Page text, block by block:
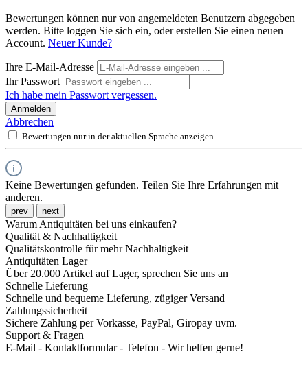
Bewertungen können nur von angemeldeten Benutzern abgegeben
werden. Bitte loggen Sie sich ein, oder erstellen Sie einen neuen
Account. Neuer Kunde?
Ihre E-Mail-Adresse
Ihr Passwort
Ich habe mein Passwort vergessen.
Anmelden
Abbrechen
Bewertungen nur in der aktuellen Sprache anzeigen.
Keine Bewertungen gefunden. Teilen Sie Ihre Erfahrungen mit
anderen.
prev next
Warum Antiquitäten bei uns einkaufen?
Qualität & Nachhaltigkeit
Qualitätskontrolle für mehr Nachhaltigkeit
Antiquitäten Lager
Über 20.000 Artikel auf Lager, sprechen Sie uns an
Schnelle Lieferung
Schnelle und bequeme Lieferung, zügiger Versand
Zahlungssicherheit
Sichere Zahlung per Vorkasse, PayPal, Giropay uvm.
Support & Fragen
E-Mail - Kontaktformular - Telefon - Wir helfen gerne!